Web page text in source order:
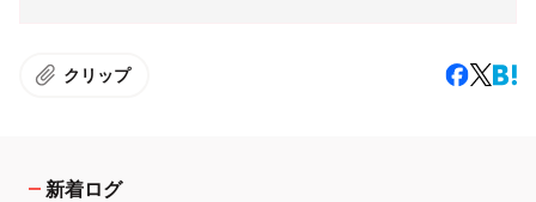
クリップ
新着ログ